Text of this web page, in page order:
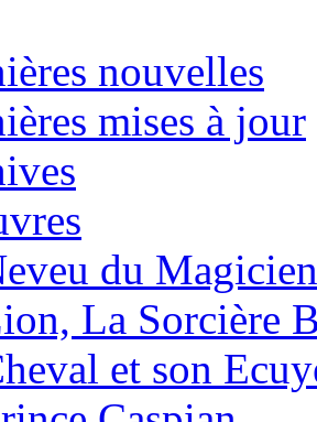
nouvelles
mises à jour
du Magicien
La Sorcière
et son